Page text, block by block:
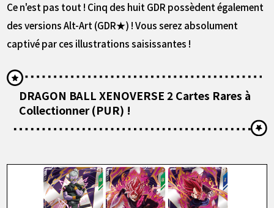
Ce n'est pas tout ! Cinq des huit GDR possèdent également
des versions Alt-Art (GDR★) ! Vous serez absolument
captivé par ces illustrations saisissantes !
DRAGON BALL XENOVERSE 2 Cartes Rares à
Collectionner (PUR) !